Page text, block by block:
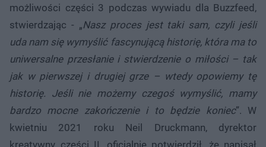
możliwości części 3 podczas wywiadu dla Buzzfeed,
stwierdzając - „Nasz proces jest taki sam, czyli jeśli
uda nam się wymyślić fascynującą historię, która ma to
uniwersalne przesłanie i stwierdzenie o miłości – tak
jak w pierwszej i drugiej grze – wtedy opowiemy tę
historię. Jeśli nie możemy czegoś wymyślić, mamy
bardzo mocne zakończenie i to będzie koniec”. W
kwietniu 2021 roku Neil Druckmann, dyrektor
kreatywny części II, oficjalnie potwierdził, że napisał